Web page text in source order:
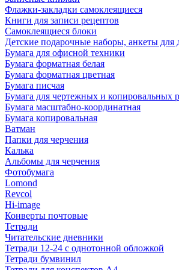
Флажки-закладки самоклеящиеся
Книги для записи рецептов
Самоклеящиеся блоки
Детские подарочные наборы, анкеты
Бумага для офисной техники
Бумага форматная белая
Бумага форматная цветная
Бумага писчая
Бумага для чертежных и копировальных
Бумага масштабно-координатная
Бумага копировальная
Ватман
Папки для черчения
Калька
Альбомы для черчения
Фотобумага
Lomond
Revcol
Hi-image
Конверты почтовые
Тетради
Читательские дневники
Тетради 12-24 с однотонной обложкой
Тетради бумвинил